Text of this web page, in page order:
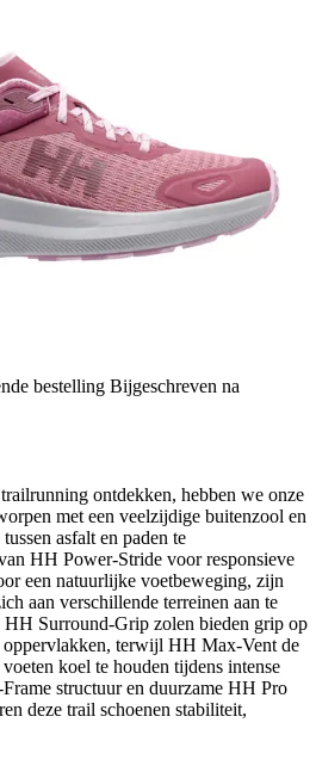
bestelling Bijgeschreven na
ontdekken, hebben we onze
met een veelzijdige buitenzool en
asfalt en paden te
HH Power-Stride voor responsieve
een natuurlijke voetbeweging, zijn
aan verschillende terreinen aan te
Surround-Grip zolen bieden grip op
terwijl HH Max-Vent de
koel te houden tijdens intense
structuur en duurzame HH Pro
deze trail schoenen stabiliteit,